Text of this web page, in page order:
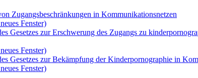
Zugangsbeschränkungen in Kommunikationsnetzen
Fenster)
Gesetzes zur Erschwerung des Zugangs zu
Fenster)
Gesetzes zur Bekämpfung der Kinderpornographie in
Fenster)